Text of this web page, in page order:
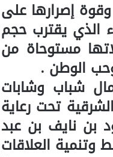
إصرارها على
الذي يقترب حجم
موديلاتها مستوحاة من
وحب الوطن .
شباب وشابات
غرفة الشرقية تحت رعاية
بن نايف بن عبد
وتنمية العلاقات